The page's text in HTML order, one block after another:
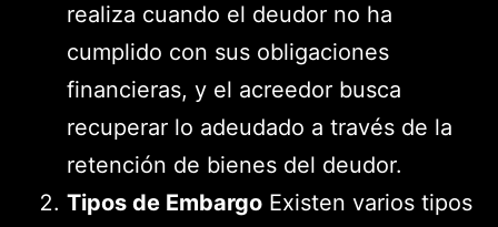
realiza cuando el deudor no ha
cumplido con sus obligaciones
financieras, y el acreedor busca
recuperar lo adeudado a través de la
retención de bienes del deudor.
Tipos de Embargo Existen varios tipos